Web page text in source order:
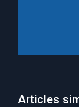
Articles